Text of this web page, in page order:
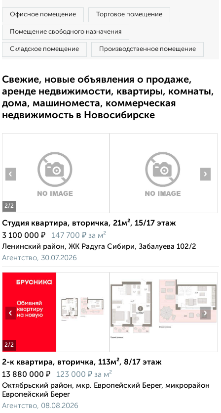
Офисное помещение Торговое помещение
Помещение свободного назначения
Складское помещение Производственное помещение
Свежие, новые объявления о продаже,
аренде недвижимости, квартиры, комнаты,
дома, машиноместа, коммерческая
недвижимость в Новосибирске
2/2
‹ ›
Студия квартира, вторичка, 21м², 15/17 этаж
3 100 000 ₽ 147 700 ₽ за м²
Ленинский район, ЖК Радуга Сибири, Забалуева 102/2
Агентство, 30.07.2026
2/2
‹ ›
2-к квартира, вторичка, 113м², 8/17 этаж
13 880 000 ₽ 123 000 ₽ за м²
Октябрьский район, мкр. Европейский Берег, микрорайон
Европейский Берег
Агентство, 08.08.2026